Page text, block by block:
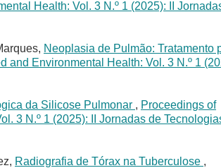
Health: Vol. 3 N.º 1 (2025): II
Neoplasia de Pulmão: Tratamento
and Environmental Health: Vol. 3 N.º 1
da Silicose Pulmonar , Proceedings of
3 N.º 1 (2025): II Jornadas de
Radiografia de Tórax na Tuberculose ,